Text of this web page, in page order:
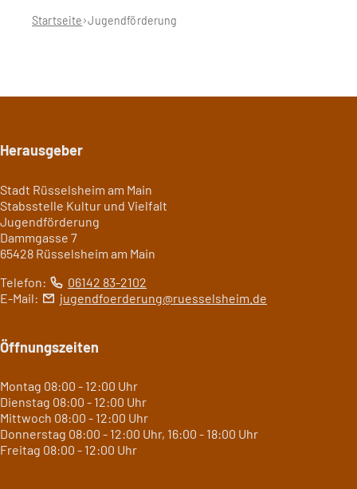
hier:Startseite Jugendförderung
Seitenfuß
Herausgeber
Stadt Rüsselsheim am Main
Stabsstelle Kultur und Vielfalt
Jugendförderung
Dammgasse 7
65428 Rüsselsheim am Main
Telefon:
06142 83-2102
E-Mail:
jugendfoerderung ruesselsheim de
Öffnungszeiten
Montag 08:00 - 12:00 Uhr
Dienstag 08:00 - 12:00 Uhr
Mittwoch 08:00 - 12:00 Uhr
Donnerstag 08:00 - 12:00 Uhr, 16:00 - 18:00 Uhr
Freitag 08:00 - 12:00 Uhr